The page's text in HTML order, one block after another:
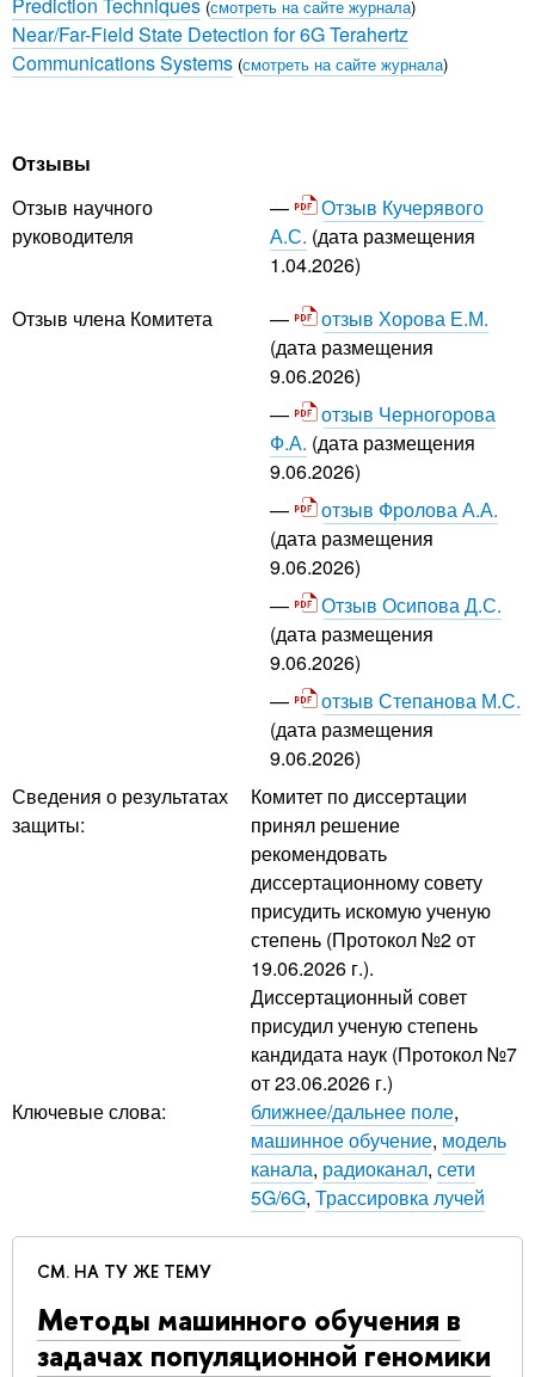
(смотреть на сайте журнала)
Near/Far-Field State Detection for 6G Terahertz
Communications Systems (смотреть на сайте журнала)
Отзывы
Отзыв научного
руководителя
Отзыв Кучерявого
А.С. (дата размещения
1.04.2026)
Отзыв члена Комитета
отзыв Хорова Е.М.
(дата размещения
9.06.2026)
отзыв Черногорова
Ф.А. (дата размещения
9.06.2026)
отзыв Фролова А.А.
(дата размещения
9.06.2026)
Отзыв Осипова Д.С.
(дата размещения
9.06.2026)
отзыв Степанова М.С.
(дата размещения
9.06.2026)
Сведения о результатах
защиты:
Комитет по диссертации
принял решение
рекомендовать
диссертационному совету
присудить искомую ученую
степень (Протокол №2 от
19.06.2026 г.).
Диссертационный совет
присудил ученую степень
кандидата наук (Протокол №7
от 23.06.2026 г.)
Ключевые слова:
ближнее/дальнее поле,
машинное обучение, модель
канала, радиоканал, сети
5G/6G, Трассировка лучей
СМ. НА ТУ ЖЕ ТЕМУ
Методы машинного обучения в
задачах популяционной геномики